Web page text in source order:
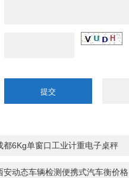
都6Kg单窗口工业计重电子桌秤
安动态车辆检测便携式汽车衡价格